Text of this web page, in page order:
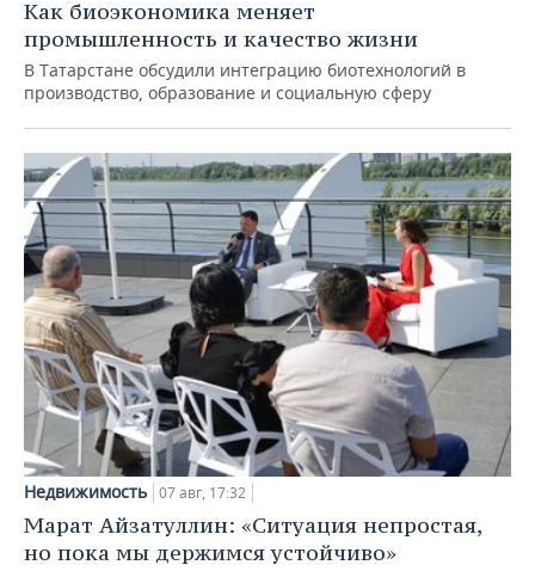
Как биоэкономика меняет
промышленность и качество жизни
В Татарстане обсудили интеграцию биотехнологий в
производство, образование и социальную сферу
Недвижимость 07 авг, 17:32
Марат Айзатуллин: «Ситуация непростая,
но пока мы держимся устойчиво»